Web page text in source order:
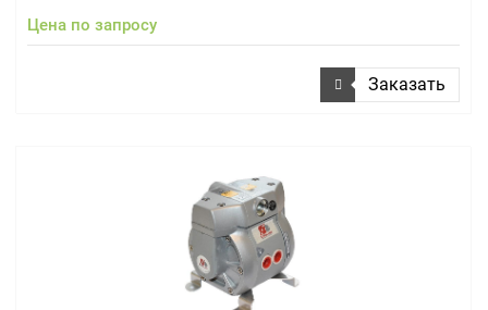
Цена по запросу
Заказать